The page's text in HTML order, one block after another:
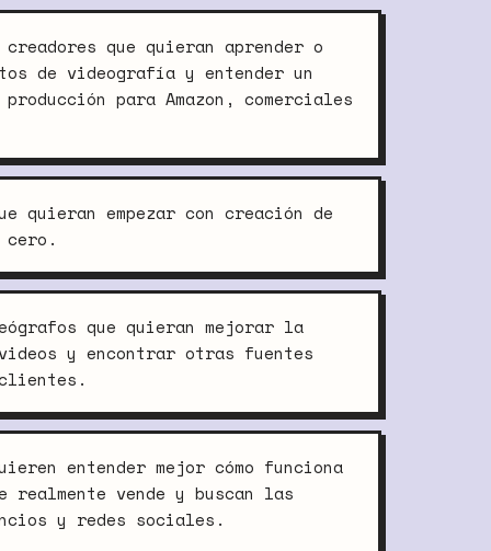
que quieran aprender o
de videografía y entender un
para Amazon, comerciales
quieran empezar con creación de
cero.
que quieran mejorar la
y encontrar otras fuentes
entender mejor cómo funciona
realmente vende y buscan las
y redes sociales.